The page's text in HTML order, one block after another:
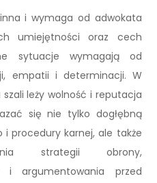
i wymaga od adwokata
umiejętności oraz cech
sytuacje wymagają od
empatii i determinacji. W
leży wolność i reputacja
się nie tylko dogłębną
procedury karnej, ale także
strategii obrony,
i argumentowania przed